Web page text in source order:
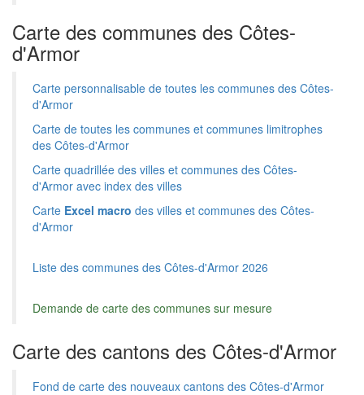
Carte des communes des Côtes-
d'Armor
Carte personnalisable de toutes les communes des Côtes-
d'Armor
Carte de toutes les communes et communes limitrophes
des Côtes-d'Armor
Carte quadrillée des villes et communes des Côtes-
d'Armor avec index des villes
Carte Excel macro des villes et communes des Côtes-
d'Armor
Liste des communes des Côtes-d'Armor 2026
Demande de carte des communes sur mesure
Carte des cantons des Côtes-d'Armor
Fond de carte des nouveaux cantons des Côtes-d'Armor